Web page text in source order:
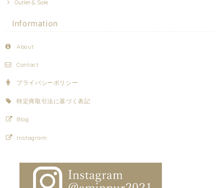
Outlet & Sale
Information
About
Contact
プライバシーポリシー
特定商取引法に基づく表記
Blog
Instagram